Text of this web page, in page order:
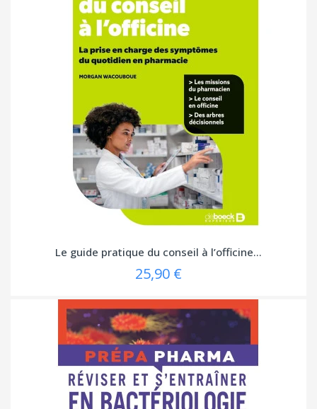
Le guide pratique du conseil à l’officine...
25,90 €